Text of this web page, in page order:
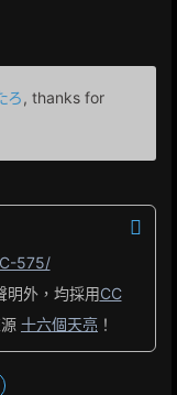
ろ, thanks for
575/
明外，均採用CC
十六個天亮 ！